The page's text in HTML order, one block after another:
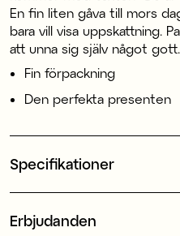
En fin liten gåva till mors
bara vill visa uppskattning.
att unna sig själv något gott.
Fin förpackning
Den perfekta presenten
Specifikationer
Erbjudanden